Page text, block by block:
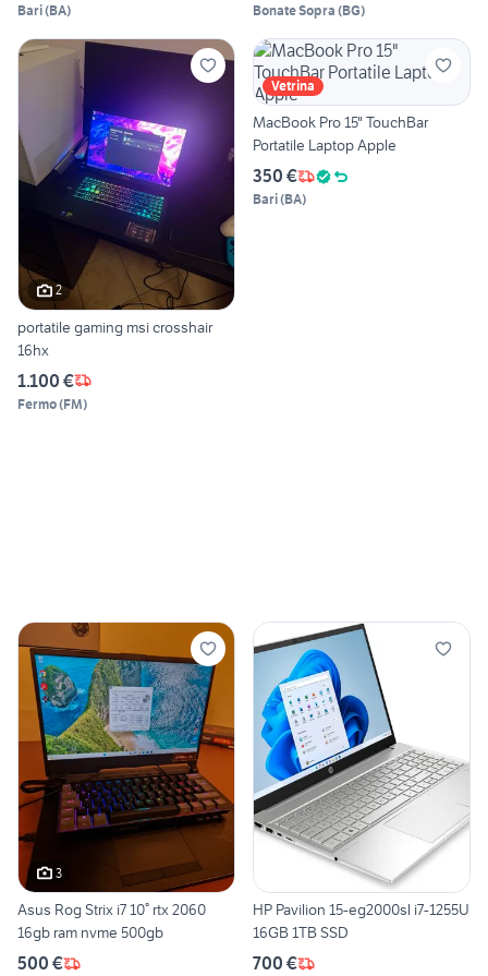
Bari(BA) Bonate Sopra (BG)
2
portatile gaming msi crosshair
16hx
1.100 €
Fermo(FM)
Vetrina
MacBook Pro 15" TouchBar
Portatile Laptop Apple
350 €
Bari(BA)
3
Asus Rog Strix i7 10° rtx 2060
16gb ram nvme 500gb
500 €
HP Pavilion 15-eg2000sl i7-1255U
16GB 1TB SSD
700 €